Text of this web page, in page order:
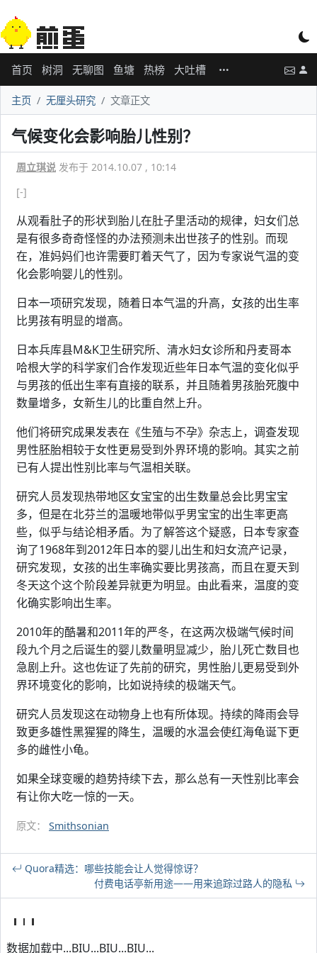
首页 树洞 无聊图 鱼塘 热榜 大吐槽
主页 无厘头研究 文章正文
气候变化会影响胎儿性别？
周立琪说 发布于 2014.10.07 , 10:14
[-]
从观看肚子的形状到胎儿在肚子里活动的规律，妇女们总
是有很多奇奇怪怪的办法预测未出世孩子的性别。而现
在，准妈妈们也许需要盯着天气了，因为专家说气温的变
化会影响婴儿的性别。
日本一项研究发现，随着日本气温的升高，女孩的出生率
比男孩有明显的增高。
日本兵库县M&K卫生研究所、清水妇女诊所和丹麦哥本
哈根大学的科学家们合作发现近些年日本气温的变化似乎
与男孩的低出生率有直接的联系，并且随着男孩胎死腹中
数量增多，女新生儿的比重自然上升。
他们将研究成果发表在《生殖与不孕》杂志上，调查发现
男性胚胎相较于女性更易受到外界环境的影响。其实之前
已有人提出性别比率与气温相关联。
研究人员发现热带地区女宝宝的出生数量总会比男宝宝
多，但是在北芬兰的温暖地带似乎男宝宝的出生率更高
些，似乎与结论相矛盾。为了解答这个疑惑，日本专家查
询了1968年到2012年日本的婴儿出生和妇女流产记录，
研究发现，女孩的出生率确实要比男孩高，而且在夏天到
冬天这个这个阶段差异就更为明显。由此看来，温度的变
化确实影响出生率。
2010年的酷暑和2011年的严冬，在这两次极端气候时间
段九个月之后诞生的婴儿数量明显减少，胎儿死亡数目也
急剧上升。这也佐证了先前的研究，男性胎儿更易受到外
界环境变化的影响，比如说持续的极端天气。
研究人员发现这在动物身上也有所体现。持续的降雨会导
致更多雄性黑猩猩的降生，温暖的水温会使红海龟诞下更
多的雌性小龟。
如果全球变暖的趋势持续下去，那么总有一天性别比率会
有让你大吃一惊的一天。
原文： Smithsonian
Quora精选：哪些技能会让人觉得惊讶？
付费电话亭新用途——用来追踪过路人的隐私
数据加载中...BIU...BIU...BIU...